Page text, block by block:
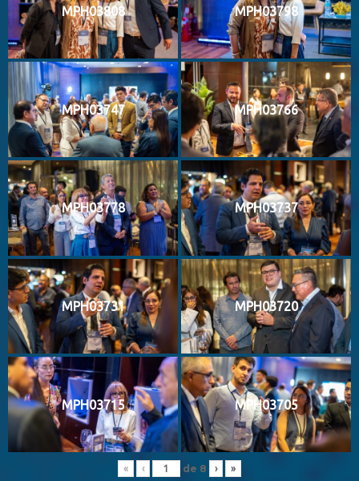
MPH03808 MPH03798
MPH03747 MPH03766
MPH03778 MPH03737
MPH03731 MPH03720
MPH03715 MPH03705
« ‹ de 8 › »